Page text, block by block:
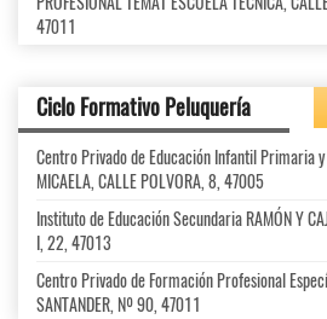
47011
Ciclo Formativo Peluquería
Centro Privado de Educación Infantil Primaria y
MICAELA, CALLE POLVORA, 8, 47005
Instituto de Educación Secundaria RAMÓN Y
I, 22, 47013
Centro Privado de Formación Profesional
SANTANDER, Nº 90, 47011